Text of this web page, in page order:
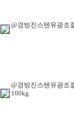
@경방진스텐유광조
@경방진스텐유광조
100kg